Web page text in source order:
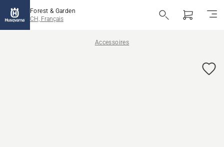
Forest & Garden
CH, Français
Accessoires